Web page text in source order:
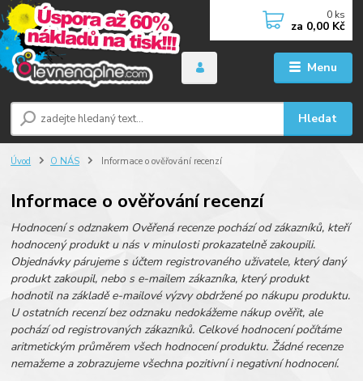
Menu
Hledat
0 ks
za 0,00 Kč
Úvod O NÁS Informace o ověřování recenzí
Informace o ověřování recenzí
Hodnocení s odznakem Ověřená recenze pochází od zákazníků, kteří
hodnocený produkt u nás v minulosti prokazatelně zakoupili.
Objednávky párujeme s účtem registrovaného uživatele, který daný
produkt zakoupil, nebo s e-mailem zákazníka, který produkt
hodnotil na základě e-mailové výzvy obdržené po nákupu produktu.
U ostatních recenzí bez odznaku nedokážeme nákup ověřit, ale
pochází od registrovaných zákazníků. Celkové hodnocení počítáme
aritmetickým průměrem všech hodnocení produktu. Žádné recenze
nemažeme a zobrazujeme všechna pozitivní i negativní hodnocení.